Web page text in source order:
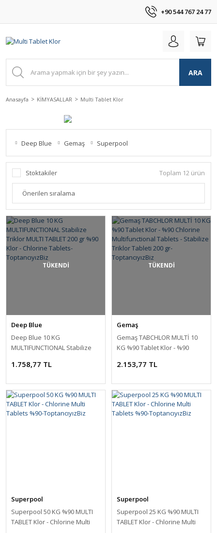
+90 544 767 24 77
ARA
Anasayfa KİMYASALLAR Multi Tablet Klor
Deep Blue Gemaş Superpool
Stoktakiler Toplam 12 ürün
TÜKENDİ
Deep Blue
Deep Blue 10 KG
MULTIFUNCTIONAL Stabilize
%90 Klor - Chlorine Tablets-
1.758,77 TL
TÜKENDİ
Gemaş
Gemaş TABCHLOR MULTİ 10
KG %90 Tablet Klor - %90
Tablets - Stabilize Triklor
2.153,77 TL
Superpool
Superpool 50 KG %90 MULTI
TABLET Klor - Chlorine Multi
Superpool
Superpool 25 KG %90 MULTI
TABLET Klor - Chlorine Multi